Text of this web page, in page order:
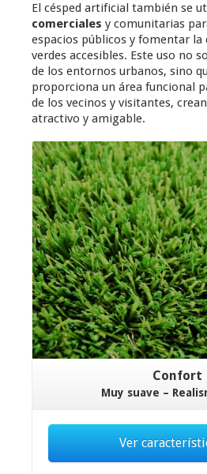
El césped artificial también se
comerciales y comunitarias
espacios públicos y fomentar la
verdes accesibles. Este uso no
de los entornos urbanos, sino
proporciona un área funcional
de los vecinos y visitantes,
atractivo y amigable.
Confort
Muy suave –
Ver